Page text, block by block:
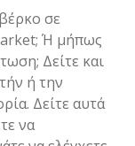
σε
Ή μήπως
Δείτε και
ή την
Δείτε αυτά
να